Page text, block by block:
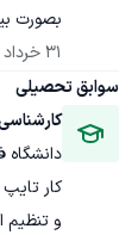
بصورت
31 خرداد 1403
سوابق تحصیلی
و